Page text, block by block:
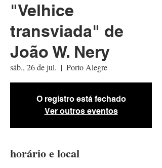
"Velhice
transviada" de
João W. Nery
sáb., 26 de jul.
  |
Porto Alegre
O registro está fechado
Ver outros eventos
horário e local